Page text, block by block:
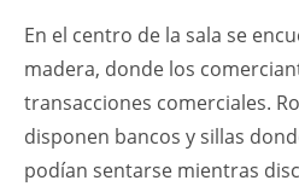
En el centro de la sala se
madera, donde los
transacciones comerciales.
disponen bancos y sillas
podían sentarse mientras